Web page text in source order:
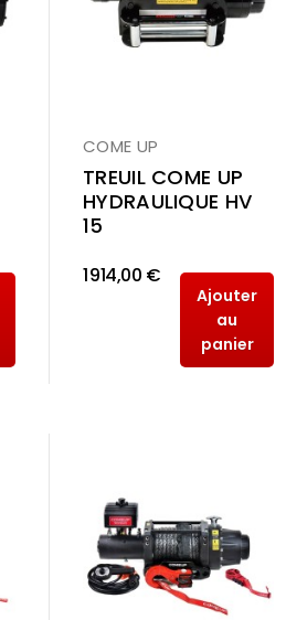
COME UP
TREUIL COME UP
HYDRAULIQUE HV
15
1 914,00 €
Ajouter
au
panier